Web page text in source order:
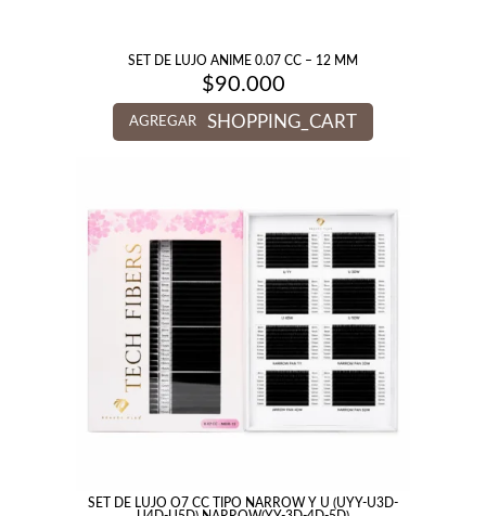
SET DE LUJO ANIME 0.07 CC – 12 MM
$90.000
AGREGAR SHOPPING_CART
SET DE LUJO O7 CC TIPO NARROW Y U (UYY-U3D-